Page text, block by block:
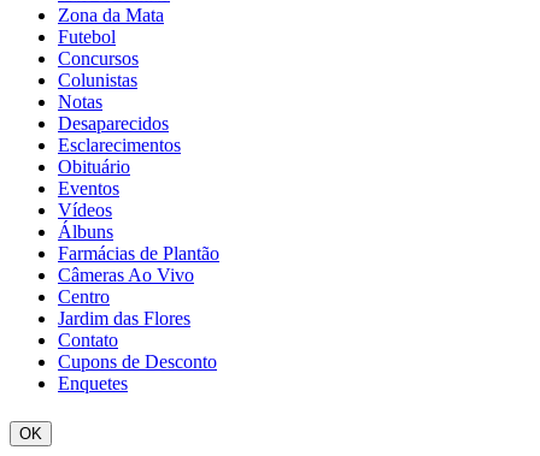
Zona da Mata
Futebol
Concursos
Colunistas
Notas
Desaparecidos
Esclarecimentos
Obituário
Eventos
Vídeos
Álbuns
Farmácias de Plantão
Câmeras Ao Vivo
Centro
Jardim das Flores
Contato
Cupons de Desconto
Enquetes
OK